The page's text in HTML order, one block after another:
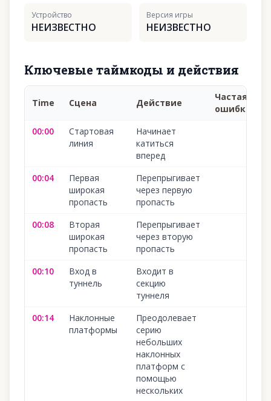
Устройство
НЕИЗВЕСТНО
Версия игры
НЕИЗВЕСТНО
Ключевые таймкоды и действия
Time Сцена Действие
Частая
ошибка
00:00
Стартовая
линия
Начинает
катиться
вперед
00:04
Первая
широкая
пропасть
Перепрыгивает
через первую
пропасть
00:08
Вторая
широкая
пропасть
Перепрыгивает
через вторую
пропасть
00:10
Вход в
туннель
Входит в
секцию
туннеля
00:14
Наклонные
платформы
Преодолевает
серию
небольших
наклонных
платформ с
помощью
нескольких